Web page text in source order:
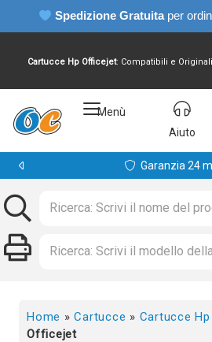
Spedizione Gratuita per
Cartucce Hp Officejet: Compatibili e
Menù
Aiuto
Pagamenti
Home »Cartucce » Cartucce Hp
Officejet